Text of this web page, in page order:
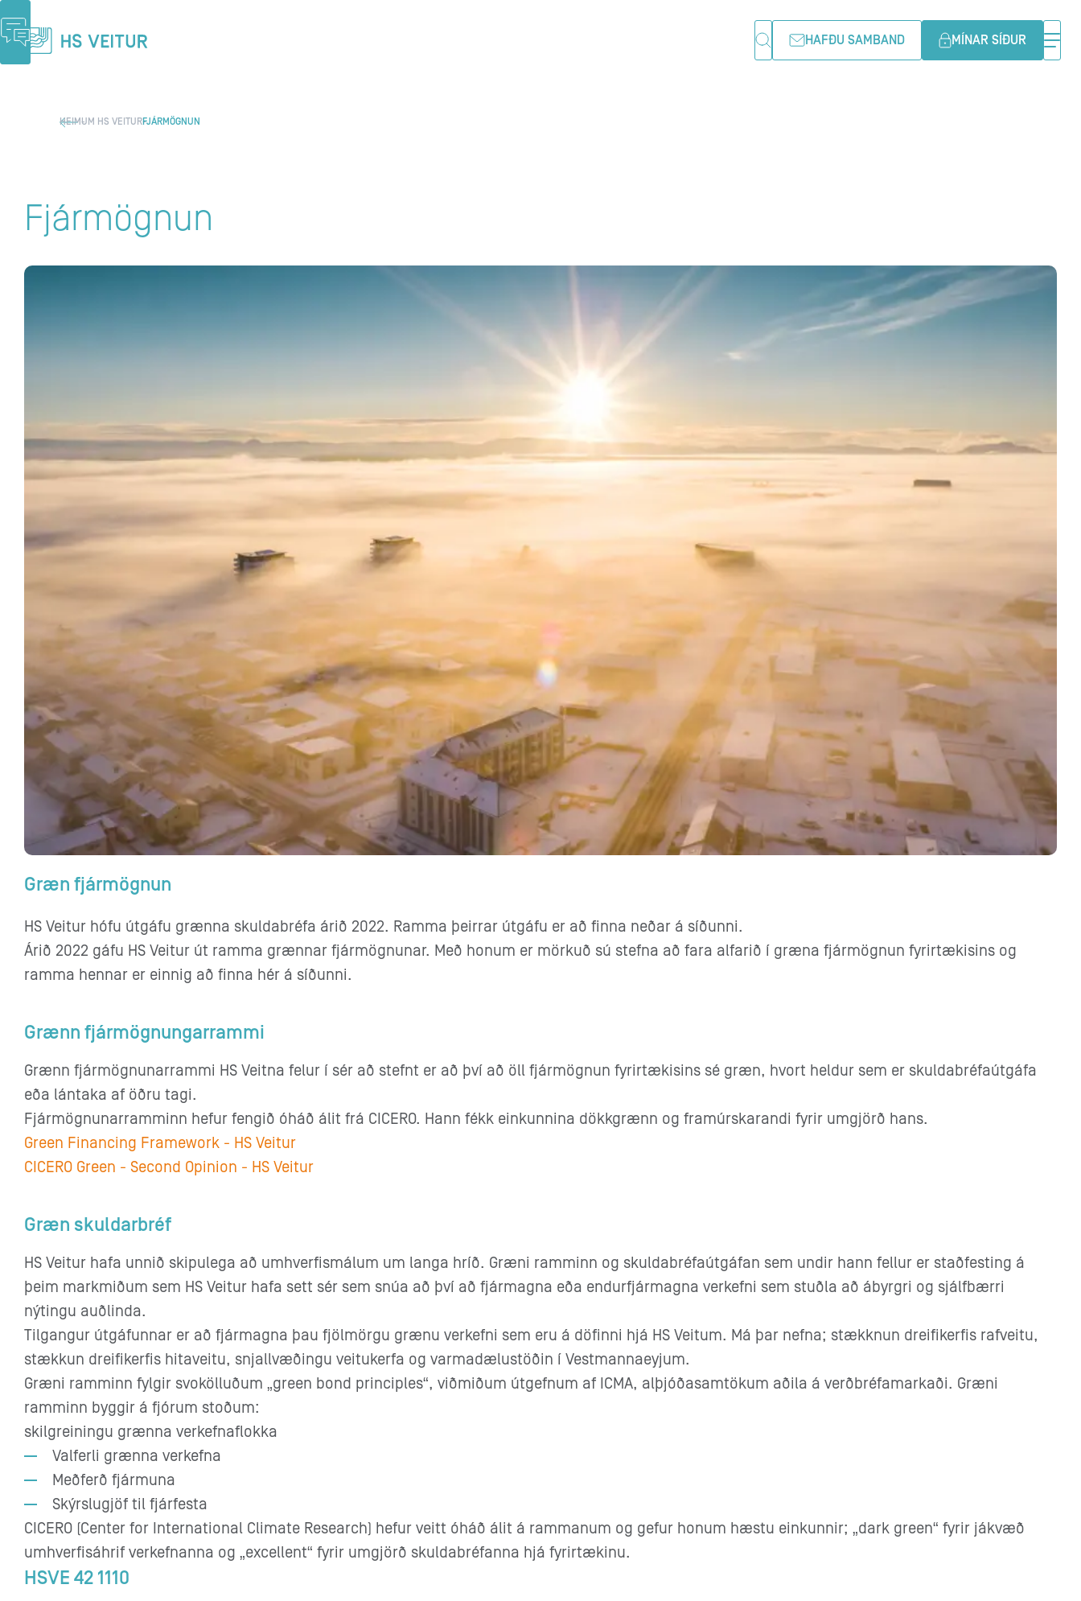
HAFÐU SAMBAND MÍNAR SÍÐUR
HEIMUM HS VEITURFJÁRMÖGNUN
Fjármögnun
Græn fjármögnun
HS Veitur hófu útgáfu grænna skuldabréfa árið 2022. Ramma þeirrar útgáfu er að finna neðar á síðunni.
Árið 2022 gáfu HS Veitur út ramma grænnar fjármögnunar. Með honum er mörkuð sú stefna að fara alfarið í græna fjármögnun fyrirtækisins og
ramma hennar er einnig að finna hér á síðunni.
Grænn fjármögnungarrammi
Grænn fjármögnunarrammi HS Veitna felur í sér að stefnt er að því að öll fjármögnun fyrirtækisins sé græn, hvort heldur sem er skuldabréfaútgáfa
eða lántaka af öðru tagi.
Fjármögnunarramminn hefur fengið óháð álit frá CICERO. Hann fékk einkunnina dökkgrænn og framúrskarandi fyrir umgjörð hans.
Green Financing Framework - HS Veitur
CICERO Green - Second Opinion - HS Veitur
Græn skuldarbréf
HS Veitur hafa unnið skipulega að umhverfismálum um langa hríð. Græni ramminn og skuldabréfaútgáfan sem undir hann fellur er staðfesting á
þeim markmiðum sem HS Veitur hafa sett sér sem snúa að því að fjármagna eða endurfjármagna verkefni sem stuðla að ábyrgri og sjálfbærri
nýtingu auðlinda.
Tilgangur útgáfunnar er að fjármagna þau fjölmörgu grænu verkefni sem eru á döfinni hjá HS Veitum. Má þar nefna; stækknun dreifikerfis rafveitu,
stækkun dreifikerfis hitaveitu, snjallvæðingu veitukerfa og varmadælustöðin í Vestmannaeyjum.
Græni ramminn fylgir svokölluðum „green bond principles“, viðmiðum útgefnum af ICMA, alþjóðasamtökum aðila á verðbréfamarkaði. Græni
ramminn byggir á fjórum stoðum:
skilgreiningu grænna verkefnaflokka
Valferli grænna verkefna
Meðferð fjármuna
Skýrslugjöf til fjárfesta
CICERO (Center for International Climate Research) hefur veitt óháð álit á rammanum og gefur honum hæstu einkunnir; „dark green“ fyrir jákvæð
umhverfisáhrif verkefnanna og „excellent“ fyrir umgjörð skuldabréfanna hjá fyrirtækinu.
HSVE 42 1110